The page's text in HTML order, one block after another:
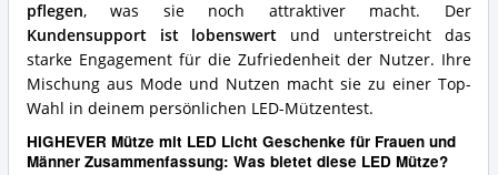
pflegen, was sie noch attraktiver macht. Der
Kundensupport ist lobenswert und unterstreicht das
starke Engagement für die Zufriedenheit der Nutzer. Ihre
Mischung aus Mode und Nutzen macht sie zu einer Top-
Wahl in deinem persönlichen LED-Mützentest.
HIGHEVER Mütze mit LED Licht Geschenke für Frauen und
Männer Zusammenfassung: Was bietet diese LED Mütze?